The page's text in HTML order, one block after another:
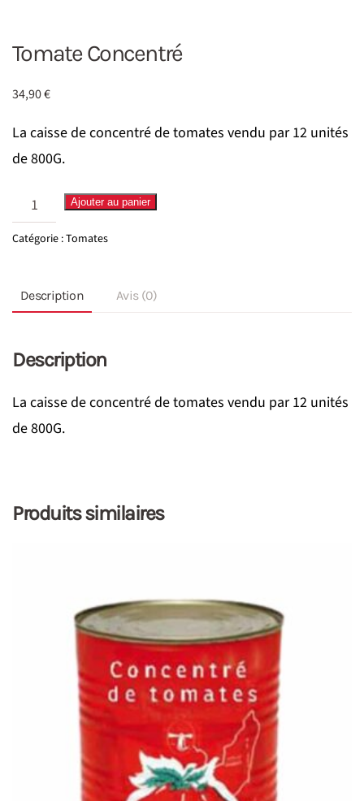
Tomate Concentré
34,90€
La caisse de concentré de tomates vendu par 12 unités
de 800G.
quantité
de
Ajouter au panier
Catégorie :Tomates
Description Avis (0)
Description
La caisse de concentré de tomates vendu par 12 unités
de 800G.
Produits similaires